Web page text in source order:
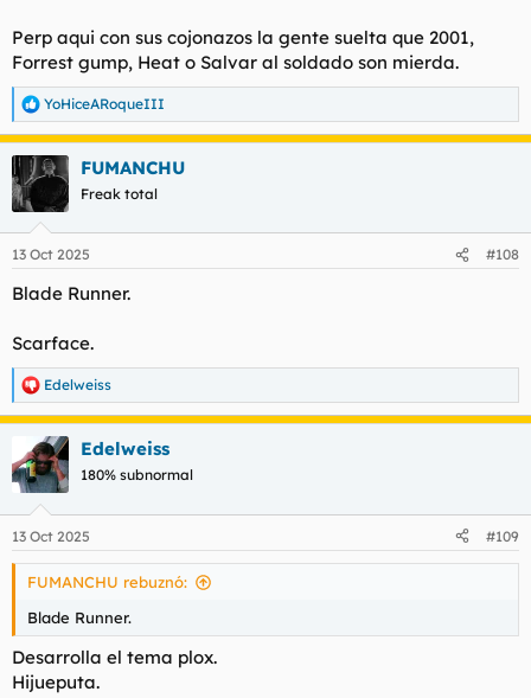
Perp aqui con sus cojonazos la gente suelta que 2001,
Forrest gump, Heat o Salvar al soldado son mierda.
R
e
a
c
i
e
:
YoHiceARoqueIII
FUMANCHU
Freak total
13 Oct 2025 #108
Blade Runner.
Scarface.
R
e
c
c
i
e
s
Edelweiss
Edelweiss
180% subnormal
13 Oct 2025 #109
FUMANCHU rebuznó:
Blade Runner.
Desarrolla el tema plox.
Hijueputa.